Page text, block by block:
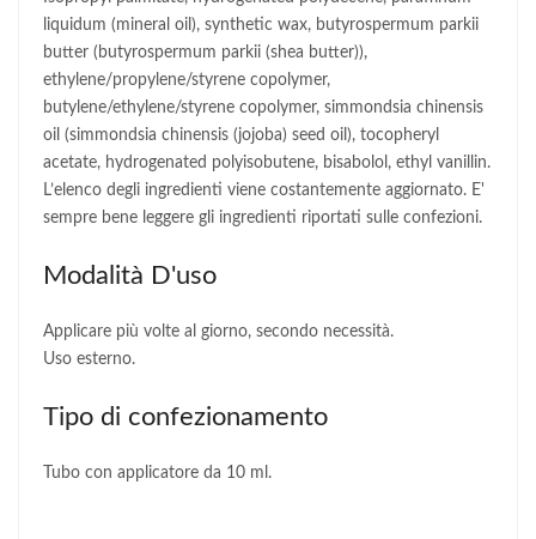
liquidum (mineral oil), synthetic wax, butyrospermum parkii
butter (butyrospermum parkii (shea butter)),
ethylene/propylene/styrene copolymer,
butylene/ethylene/styrene copolymer, simmondsia chinensis
oil (simmondsia chinensis (jojoba) seed oil), tocopheryl
acetate, hydrogenated polyisobutene, bisabolol, ethyl vanillin.
L’elenco degli ingredienti viene costantemente aggiornato. E'
sempre bene leggere gli ingredienti riportati sulle confezioni.
Modalità D'uso
Applicare più volte al giorno, secondo necessità.
Uso esterno.
Tipo di confezionamento
Tubo con applicatore da 10 ml.